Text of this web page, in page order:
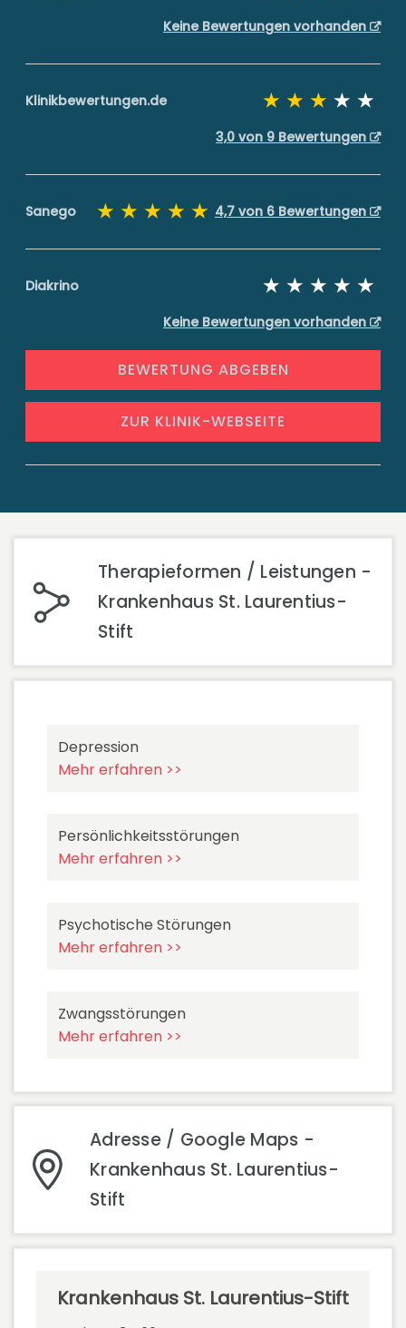
Keine Bewertungen vorhanden
Klinikbewertungen.de
3,0 von 9 Bewertungen
Sanego 4,7 von 6 Bewertungen
Diakrino
Keine Bewertungen vorhanden
BEWERTUNG ABGEBEN
ZUR KLINIK-WEBSEITE
Therapieformen / Leistungen -
Krankenhaus St. Laurentius-
Stift
Depression
Mehr erfahren >>
Persönlichkeitsstörungen
Mehr erfahren >>
Psychotische Störungen
Mehr erfahren >>
Zwangsstörungen
Mehr erfahren >>
Adresse / Google Maps -
Krankenhaus St. Laurentius-
Stift
Krankenhaus St. Laurentius-Stift